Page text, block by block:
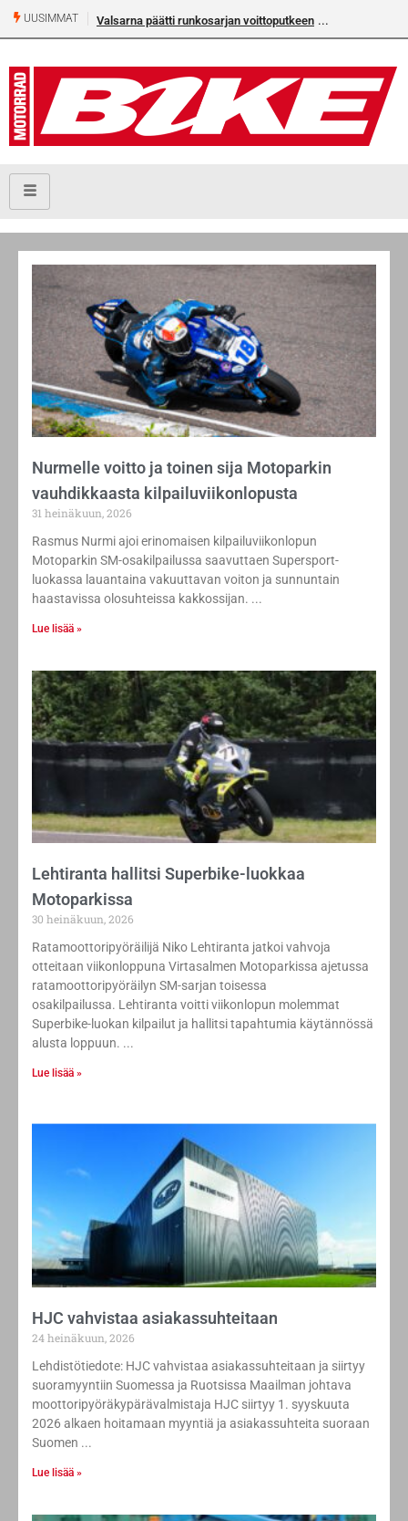
UUSIMMAT Älä missaa tämän kesän suurta Bike-numeroa!
Nurmelle voitto ja toinen sija Motoparkin
vauhdikkaasta kilpailuviikonlopusta
31 heinäkuun, 2026
Rasmus Nurmi ajoi erinomaisen kilpailuviikonlopun
Motoparkin SM-osakilpailussa saavuttaen Supersport-
luokassa lauantaina vakuuttavan voiton ja sunnuntain
haastavissa olosuhteissa kakkossijan.
Lue lisää »
Lehtiranta hallitsi Superbike-luokkaa
Motoparkissa
30 heinäkuun, 2026
Ratamoottoripyöräilijä Niko Lehtiranta jatkoi vahvoja
otteitaan viikonloppuna Virtasalmen Motoparkissa ajetussa
ratamoottoripyöräilyn SM-sarjan toisessa
osakilpailussa. Lehtiranta voitti viikonlopun molemmat
Superbike-luokan kilpailut ja hallitsi tapahtumia käytännössä
alusta loppuun.
Lue lisää »
HJC vahvistaa asiakassuhteitaan
24 heinäkuun, 2026
Lehdistötiedote: HJC vahvistaa asiakassuhteitaan ja siirtyy
suoramyyntiin Suomessa ja Ruotsissa Maailman johtava
moottoripyöräkypärävalmistaja HJC siirtyy 1. syyskuuta
2026 alkaen hoitamaan myyntiä ja asiakassuhteita suoraan
Suomen
Lue lisää »